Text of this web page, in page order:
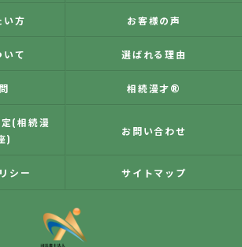
い方 お客様の声
いて 選ばれる理由
相続漫才®
(相続漫
)
お問い合わせ
シー サイトマップ